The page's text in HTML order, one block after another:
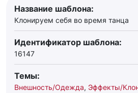
Название шаблона:
Клонируем себя во время танца
Идентификатор шаблона:
16147
Темы:
Внешность/Одежда, Эффекты/